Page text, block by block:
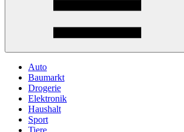
Auto
Baumarkt
Drogerie
Elektronik
Haushalt
Sport
Tiere